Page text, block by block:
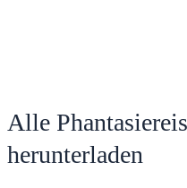
Alle
herunterladen